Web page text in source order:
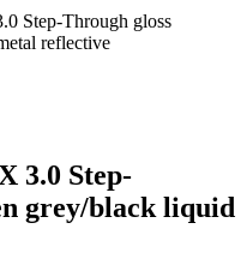
3.0 Step-
grey/black liquid